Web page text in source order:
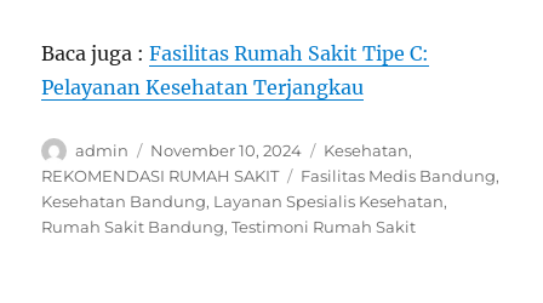
Baca juga :Fasilitas Rumah Sakit Tipe C:
Pelayanan Kesehatan Terjangkau
Author
admin
Posted
on
November 10, 2024 Categories
Kesehatan,
REKOMENDASI RUMAH SAKIT
Tags
Fasilitas Medis Bandung,
Kesehatan Bandung, Layanan Spesialis Kesehatan,
Rumah Sakit Bandung,Testimoni Rumah Sakit